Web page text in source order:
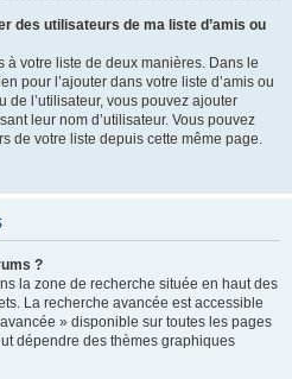
des utilisateurs de ma liste d’amis ou
votre liste de deux manières. Dans le
pour l’ajouter dans votre liste d’amis ou
de l’utilisateur, vous pouvez ajouter
leur nom d’utilisateur. Vous pouvez
de votre liste depuis cette même page.
?
la zone de recherche située en haut des
La recherche avancée est accessible
» disponible sur toutes les pages
dépendre des thèmes graphiques